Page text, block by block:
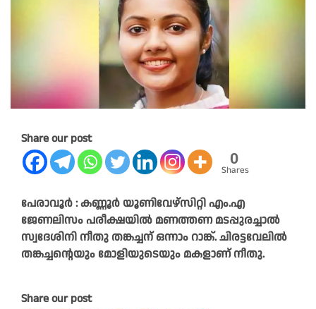
Share our post
0
Shares
പേരാവൂർ : കണ്ണൂർ യൂണിവേഴ്സിറ്റി എം.എ
ജേണലിസം പരീക്ഷയിൽ മണത്തണ മടപ്പുരച്ചാൽ
സ്വദേശിനി നീതു തങ്കച്ചന് ഒന്നാം റാങ്ക്. ചിരട്ടവേലിൽ
തങ്കച്ചന്റെയും മോളിയുടെയും മകളാണ് നീതു.
Share our post